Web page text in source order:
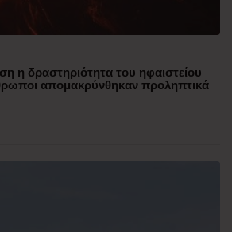
η δραστηριότητα του ηφαιστείου
απομακρύνθηκαν προληπτικά